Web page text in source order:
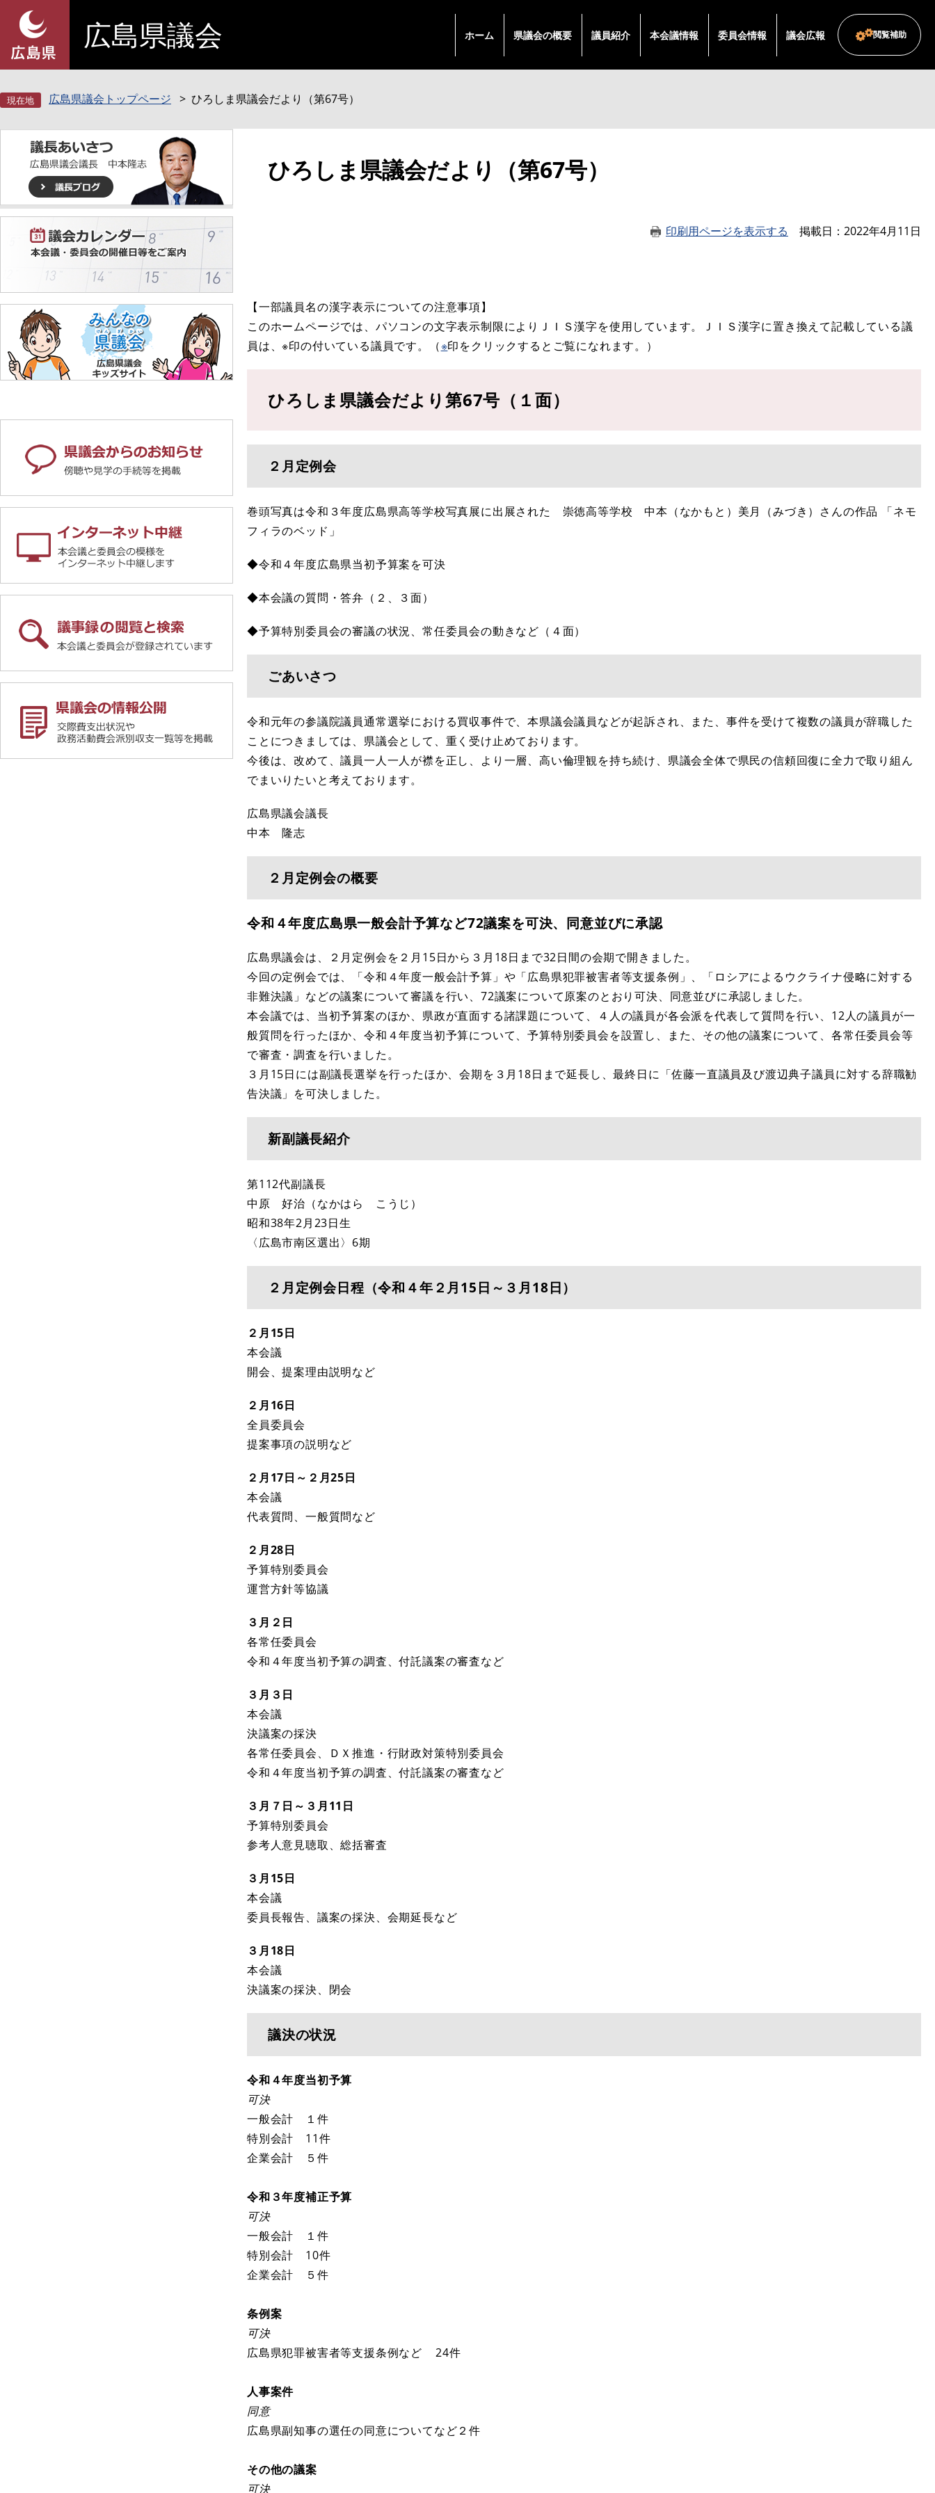
頭
で
飛
ば
広島県議会 ホーム 県議会の概要 議員紹介 本会議情報 委員会情報 議会広報 閲覧補助
広島県議会トップページ ひろしま県議会だより（第67号）
ひろしま県議会だより（第67号）
印刷用ページを表示する 掲載日 2022年4月11日
【一部議員名の漢字表示についての注意事項】
このホームページでは、パソコンの文字表示制限によりＪＩＳ漢字を使用しています。ＪＩＳ漢字に置き換えて記載している議
員は、※印の付いている議員です。（※印をクリックするとご覧になれます。）
ひろしま県議会だより第67号（１面）
２月定例会
巻頭写真は令和３年度広島県高等学校写真展に出展された 崇徳高等学校 中本（なかもと）美月（みづき）さんの作品 「ネモ
フィラのベッド」
◆令和４年度広島県当初予算案を可決
◆本会議の質問・答弁（２、３面）
◆予算特別委員会の審議の状況、常任委員会の動きなど（４面）
ごあいさつ
令和元年の参議院議員通常選挙における買収事件で、本県議会議員などが起訴され、また、事件を受けて複数の議員が辞職した
ことにつきましては、県議会として、重く受け止めております。
今後は、改めて、議員一人一人が襟を正し、より一層、高い倫理観を持ち続け、県議会全体で県民の信頼回復に全力で取り組ん
でまいりたいと考えております。
広島県議会議長
中本 隆志
２月定例会の概要
令和４年度広島県一般会計予算など72議案を可決、同意並びに承認
広島県議会は、２月定例会を２月15日から３月18日まで32日間の会期で開きました。
今回の定例会では、「令和４年度一般会計予算」や「広島県犯罪被害者等支援条例」、「ロシアによるウクライナ侵略に対する
非難決議」などの議案について審議を行い、72議案について原案のとおり可決、同意並びに承認しました。
本会議では、当初予算案のほか、県政が直面する諸課題について、４人の議員が各会派を代表して質問を行い、12人の議員が一
般質問を行ったほか、令和４年度当初予算について、予算特別委員会を設置し、また、その他の議案について、各常任委員会等
で審査・調査を行いました。
３月15日には副議長選挙を行ったほか、会期を３月18日まで延長し、最終日に「佐藤一直議員及び渡辺典子議員に対する辞職勧
告決議」を可決しました。
新副議長紹介
第112代副議長
中原 好治（なかはら こうじ）
昭和38年2月23日生
〈広島市南区選出〉6期
２月定例会日程（令和４年２月15日～３月18日）
２月15日
本会議
開会、提案理由説明など
２月16日
全員委員会
提案事項の説明など
２月17日～２月25日
本会議
代表質問、一般質問など
２月28日
予算特別委員会
運営方針等協議
３月２日
各常任委員会
令和４年度当初予算の調査、付託議案の審査など
３月３日
本会議
決議案の採決
各常任委員会、ＤＸ推進・行財政対策特別委員会
令和４年度当初予算の調査、付託議案の審査など
３月７日～３月11日
予算特別委員会
参考人意見聴取、総括審査
３月15日
本会議
委員長報告、議案の採決、会期延長など
３月18日
本会議
決議案の採決、閉会
議決の状況
令和４年度当初予算
可決
一般会計 １件
特別会計 11件
企業会計 ５件
令和３年度補正予算
可決
一般会計 １件
特別会計 10件
企業会計 ５件
条例案
可決
広島県犯罪被害者等支援条例など 24件
人事案件
同意
広島県副知事の選任の同意についてなど２件
その他の議案
可決